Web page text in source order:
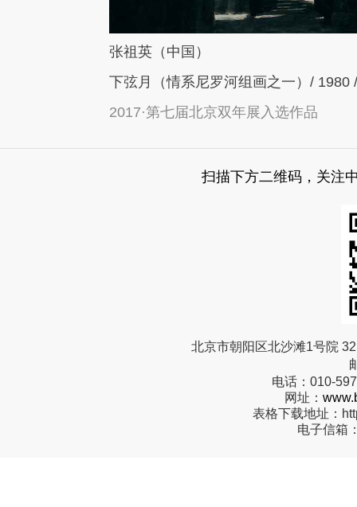
张祖英（中国）
下弦月（情系尼罗河组画之一） / 1980 /
2017·第七届北京双年展入选作品
扫描下方二维码，关注
北京市朝阳区北沙滩1号院
电话：010-
网址：
表格下载地址：
电子信箱